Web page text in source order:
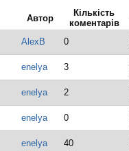
Автор
Кількість
коментарів
AlexB 0
enelya 3
enelya 2
enelya 0
enelya 40